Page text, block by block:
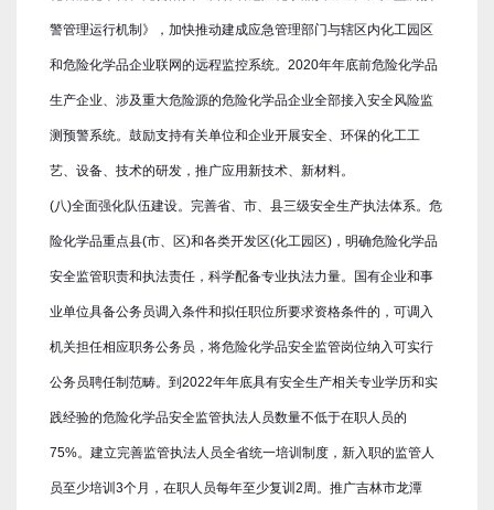
警管理运行机制》，加快推动建成应急管理部门与辖区内化工园区
和危险化学品企业联网的远程监控系统。2020年年底前危险化学品
生产企业、涉及重大危险源的危险化学品企业全部接入安全风险监
测预警系统。鼓励支持有关单位和企业开展安全、环保的化工工
艺、设备、技术的研发，推广应用新技术、新材料。
(八)全面强化队伍建设。完善省、市、县三级安全生产执法体系。危
险化学品重点县(市、区)和各类开发区(化工园区)，明确危险化学品
安全监管职责和执法责任，科学配备专业执法力量。国有企业和事
业单位具备公务员调入条件和拟任职位所要求资格条件的，可调入
机关担任相应职务公务员，将危险化学品安全监管岗位纳入可实行
公务员聘任制范畴。到2022年年底具有安全生产相关专业学历和实
践经验的危险化学品安全监管执法人员数量不低于在职人员的
75%。建立完善监管执法人员全省统一培训制度，新入职的监管人
员至少培训3个月，在职人员每年至少复训2周。推广吉林市龙潭